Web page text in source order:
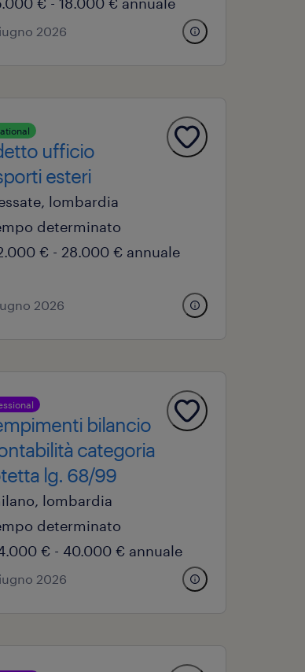
2026
ufficio
esteri
lombardia
determinato
€ - 28.000 € annuale
2026
bilancio
categoria
lg. 68/99
lombardia
determinato
€ - 40.000 € annuale
2026